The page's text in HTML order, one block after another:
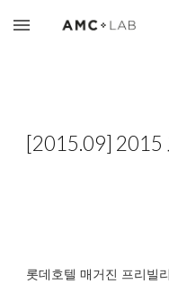
Skip to main content
[2015.09] 2015
롯데호텔 매거진 프리빌